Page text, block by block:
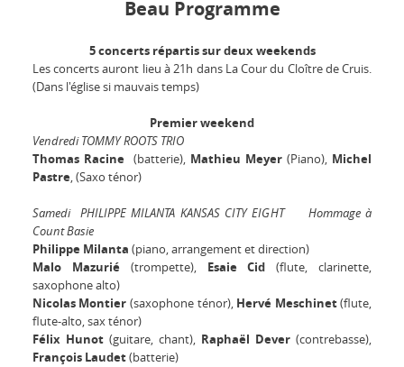
Beau Programme
5 concerts répartis sur deux weekends
Les concerts auront lieu à 21h dans La Cour du Cloître de Cruis.
(Dans l'église si mauvais temps)
Premier weekend
Vendredi TOMMY ROOTS TRIO
Thomas Racine (batterie), Mathieu Meyer (Piano), Michel
Pastre, (Saxo ténor)
Samedi PHILIPPE MILANTA KANSAS CITY EIGHT Hommage à
Count Basie
Philippe Milanta (piano, arrangement et direction)
Malo Mazurié(trompette), Esaie Cid(flute, clarinette,
saxophone alto)
Nicolas Montier (saxophone ténor), Hervé Meschinet(flute,
flute-alto, sax ténor)
Félix Hunot(guitare, chant), Raphaël Dever (contrebasse),
François Laudet(batterie)